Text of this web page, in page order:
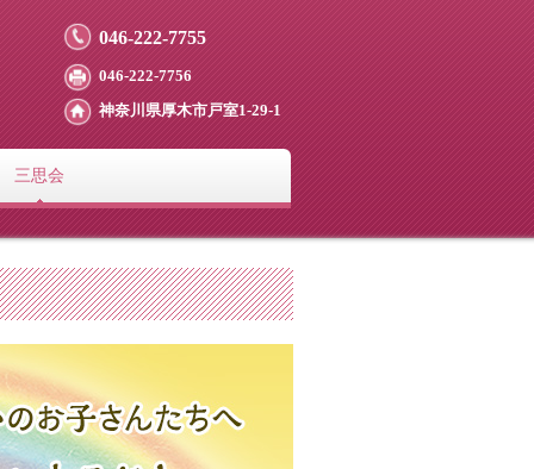
046-222-7755
046-222-7756
神奈川県厚木市戸室1-29‐1
三思会